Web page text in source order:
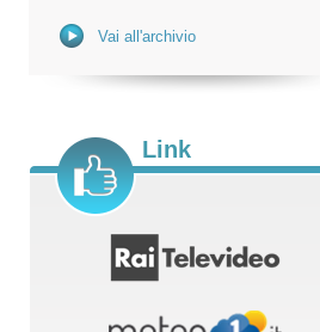
Vai all'archivio
Link